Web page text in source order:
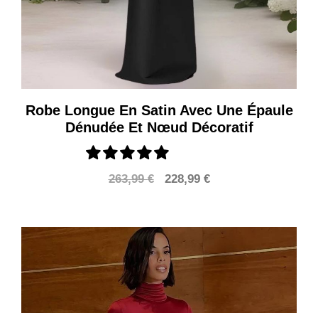
Robe Longue En Satin Avec Une Épaule
Dénudée Et Nœud Décoratif
263,99€
Le
était :
263,99 €.
228,99 €Le
est :
228,99 €.